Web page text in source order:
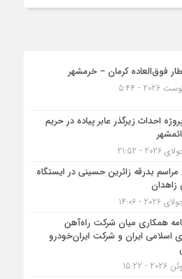
فوق‌العاده کرمان – خرمشهر
احداث زیرگذر عابر پیاده در حریم
مراسم بدرقه زائرین حسینی در ایستگاه
زاهدان
همکاری میان شرکت راه‌آهن
اسلامی ایران و شرکت ایران‌خودرو